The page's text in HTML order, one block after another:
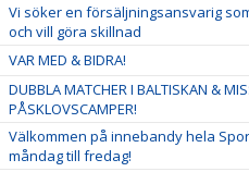
Vi söker en försäljningsansvarig
och vill göra skillnad
VAR MED & BIDRA!
DUBBLA MATCHER I BALTISKAN &
PÅSKLOVSCAMPER!
Välkommen på innebandy hela
måndag till fredag!